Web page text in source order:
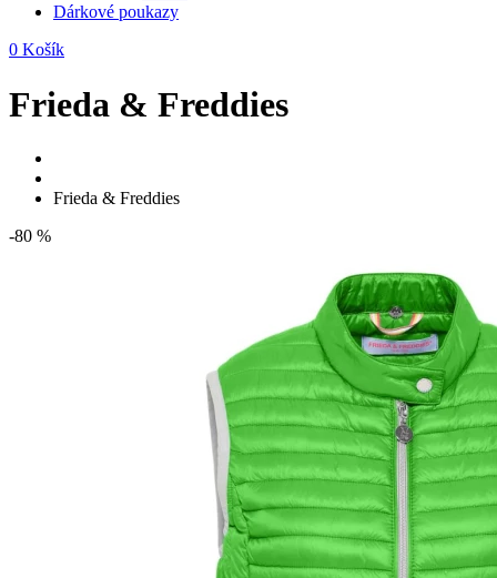
Dárkové poukazy
0 Košík
Frieda & Freddies
Frieda & Freddies
-80 %